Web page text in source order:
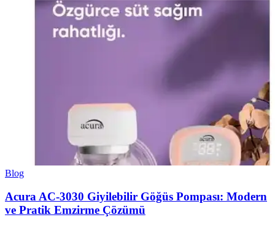
Blog
Acura AC-3030 Giyilebilir Göğüs Pompası: Modern
ve Pratik Emzirme Çözümü